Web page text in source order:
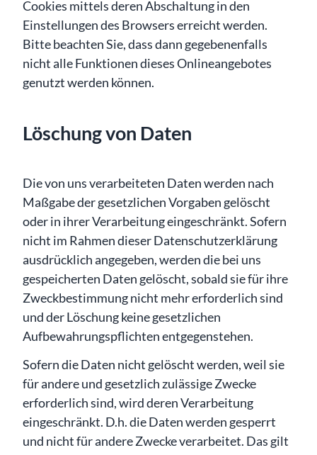
Cookies mittels deren Abschaltung in den
Einstellungen des Browsers erreicht werden.
Bitte beachten Sie, dass dann gegebenenfalls
nicht alle Funktionen dieses Onlineangebotes
genutzt werden können.
Löschung von Daten
Die von uns verarbeiteten Daten werden nach
Maßgabe der gesetzlichen Vorgaben gelöscht
oder in ihrer Verarbeitung eingeschränkt. Sofern
nicht im Rahmen dieser Datenschutzerklärung
ausdrücklich angegeben, werden die bei uns
gespeicherten Daten gelöscht, sobald sie für ihre
Zweckbestimmung nicht mehr erforderlich sind
und der Löschung keine gesetzlichen
Aufbewahrungspflichten entgegenstehen.
Sofern die Daten nicht gelöscht werden, weil sie
für andere und gesetzlich zulässige Zwecke
erforderlich sind, wird deren Verarbeitung
eingeschränkt. D.h. die Daten werden gesperrt
und nicht für andere Zwecke verarbeitet. Das gilt